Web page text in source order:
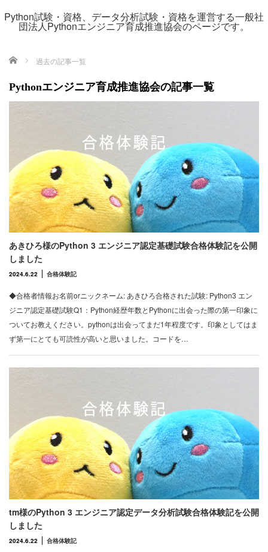
Python試験・資格、データ分析試験・資格を運営する一般社
団法人Pythonエンジニア育成推進協会のページです。
ホーム 過去の記事一覧
Pythonエンジニア育成推進協会の記事一覧
あきひろ様のPython 3 エンジニア認定基礎試験合格体験記を公開
しました
2024.6.22 合格体験記
◆合格者情報お名前orニックネーム: あきひろ合格された試験: Python3 エン
ジニア認定基礎試験Q1：Python経歴年数とPythonに出会った際の第一印象に
ついてお教えください。pythonは出会ってまだ1年程度です。印象としてはま
ず第一にとても可読性が高いと思いました。コードを…
tm様のPython 3 エンジニア認定データ分析試験合格体験記を公開
しました
2024.6.22 合格体験記